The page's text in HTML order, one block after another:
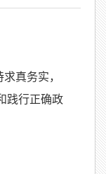
真务实，
践行正确政